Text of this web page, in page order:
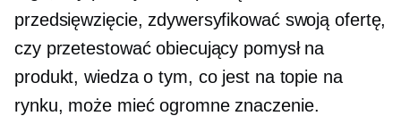
przedsięwzięcie, zdywersyfikować swoją ofertę,
czy przetestować obiecujący pomysł na
produkt, wiedza o tym, co jest na topie na
rynku, może mieć ogromne znaczenie.